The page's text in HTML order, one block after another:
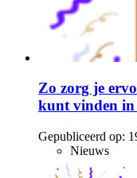
Zo zorg je
kunt vinden in
Gepubliceerd op:
Nieuws